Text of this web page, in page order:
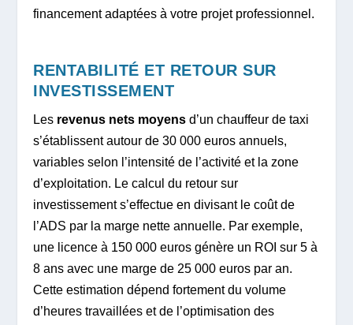
financement adaptées à votre projet professionnel.
RENTABILITÉ ET RETOUR SUR
INVESTISSEMENT
Les revenus nets moyens d’un chauffeur de taxi
s’établissent autour de 30 000 euros annuels,
variables selon l’intensité de l’activité et la zone
d’exploitation. Le calcul du retour sur
investissement s’effectue en divisant le coût de
l’ADS par la marge nette annuelle. Par exemple,
une licence à 150 000 euros génère un ROI sur 5 à
8 ans avec une marge de 25 000 euros par an.
Cette estimation dépend fortement du volume
d’heures travaillées et de l’optimisation des